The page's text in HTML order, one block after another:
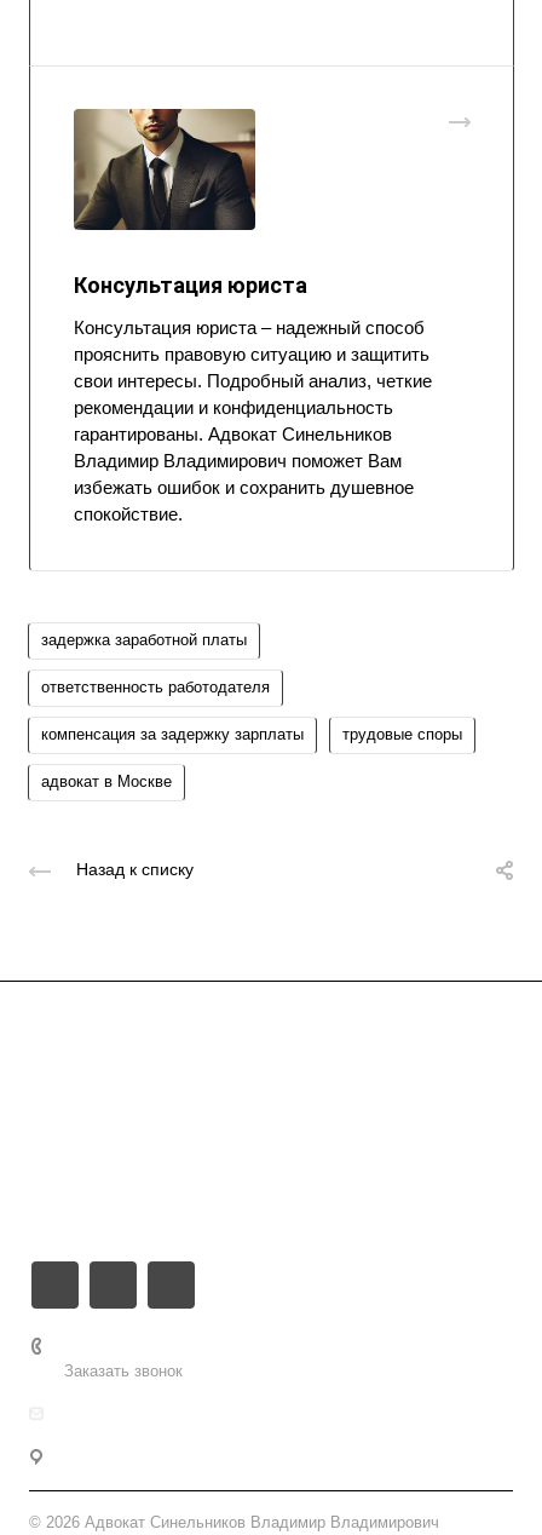
Консультация юриста
Консультация юриста – надежный способ
прояснить правовую ситуацию и защитить
свои интересы. Подробный анализ, четкие
рекомендации и конфиденциальность
гарантированы. Адвокат Синельников
Владимир Владимирович поможет Вам
избежать ошибок и сохранить душевное
спокойствие.
задержка заработной платы
ответственность работодателя
компенсация за задержку зарплаты трудовые споры
адвокат в Москве
Назад к списку
Заказать звонок
© 2026 Адвокат Синельников Владимир Владимирович